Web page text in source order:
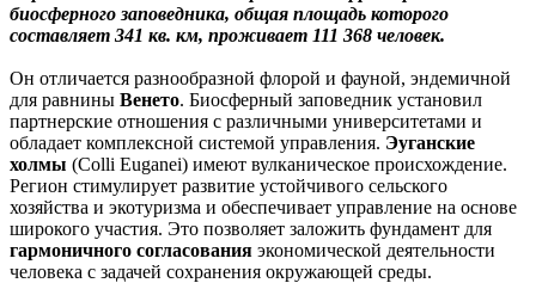
биосферного заповедника, общая площадь которого
составляет 341 кв. км, проживает 111 368 человек.
Он отличается разнообразной флорой и фауной, эндемичной
для равнины Венето. Биосферный заповедник установил
партнерские отношения с различными университетами и
обладает комплексной системой управления. Эуганские
холмы (Colli Euganei) имеют вулканическое происхождение.
Регион стимулирует развитие устойчивого сельского
хозяйства и экотуризма и обеспечивает управление на основе
широкого участия. Это позволяет заложить фундамент для
гармоничного согласования экономической деятельности
человека с задачей сохранения окружающей среды.